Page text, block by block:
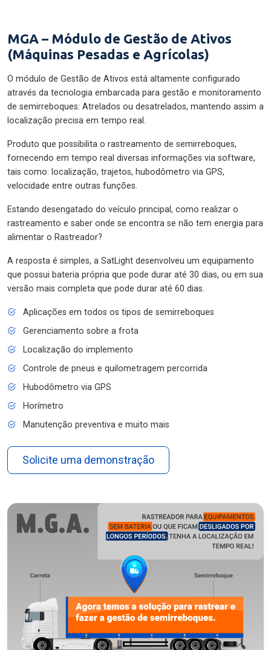
MGA – Módulo de Gestão de Ativos
(Máquinas Pesadas e Agrícolas)
O módulo de Gestão de Ativos está altamente configurado
através da tecnologia embarcada para gestão e monitoramento
de semirreboques: Atrelados ou desatrelados, mantendo assim a
localização precisa em tempo real.
Produto que possibilita o rastreamento de semirreboques,
fornecendo em tempo real diversas informações via software,
tais como: localização, trajetos, hubodômetro via GPS,
velocidade entre outras funções.
Estando desengatado do veículo principal, como realizar o
rastreamento e saber onde se encontra se não tem energia para
alimentar o Rastreador?
A resposta é simples, a SatLight desenvolveu um equipamento
que possui bateria própria que pode durar até 30 dias, ou em sua
versão mais completa que pode durar até 60 dias.
Aplicações em todos os tipos de semirreboques
Gerenciamento sobre a frota
Localização do implemento
Controle de pneus e quilometragem percorrida
Hubodômetro via GPS
Horímetro
Manutenção preventiva e muito mais
Solicite uma demonstração